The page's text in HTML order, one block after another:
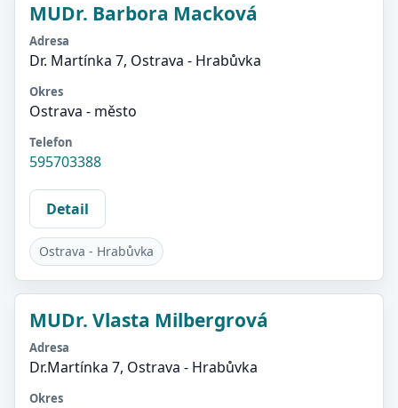
MUDr. Barbora Macková
Adresa
Dr. Martínka 7, Ostrava - Hrabůvka
Okres
Ostrava - město
Telefon
595703388
Detail
Ostrava - Hrabůvka
MUDr. Vlasta Milbergrová
Adresa
Dr.Martínka 7, Ostrava - Hrabůvka
Okres